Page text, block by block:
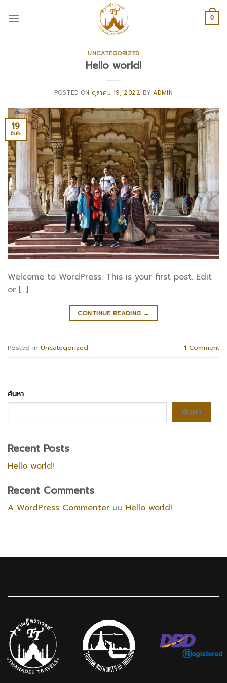
0
UNCATEGORIZED
Hello world!
POSTED ONตุลาคม 19, 2022 BYADMIN
19
ต.ค.
Welcome to WordPress. This is your first post. Edit
or […]
CONTINUE READING →
Posted in Uncategorized 1 Comment
ค้นหา
ค้นหา
Recent Posts
Hello world!
Recent Comments
A WordPress Commenter บน Hello world!